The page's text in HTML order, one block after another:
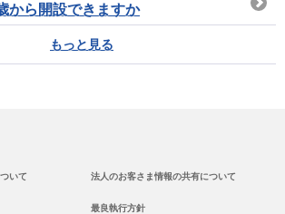
から開設できますか
もっと見る
いて 法人のお客さま情報の共有について
最良執行方針